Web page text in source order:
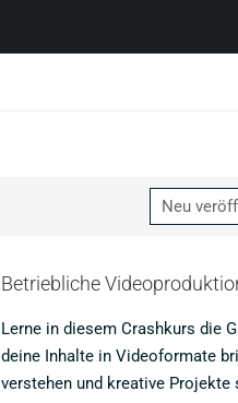
Betriebliche
Lerne in diesem Crashkurs die
deine Inhalte in Videoformate
verstehen und kreative Projekte